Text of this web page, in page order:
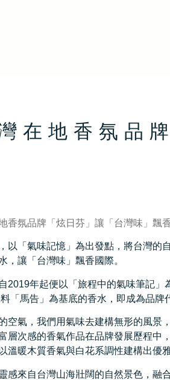
在地香氛品
香氛品牌「炫日芬」讓「台灣味」飄
以「氣味記憶」為出發點，將台灣
，讓「台灣味」飄香國際。
2019年起便以「旅程中的氣味筆記
「馬告」為基底的香水，即成為品
空氣，我們用氣味去建構無形的風
層次感的香氣作品在品牌發展歷程
溫暖木質香氣與白花系調性建構出優
感來自台灣山海壯闊的自然景色，